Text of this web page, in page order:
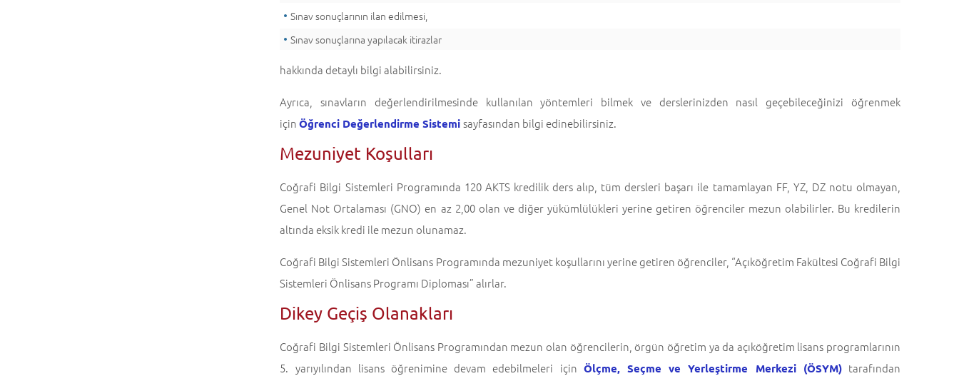
Sınav sonuçlarının ilan edilmesi,
Sınav sonuçlarına yapılacak itirazlar
hakkında detaylı bilgi alabilirsiniz.
Ayrıca, sınavların değerlendirilmesinde kullanılan yöntemleri bilmek ve derslerinizden nasıl geçebileceğinizi öğrenmek
içinÖğrenci Değerlendirme Sistemi sayfasından bilgi edinebilirsiniz.
Mezuniyet Koşulları
Coğrafi Bilgi Sistemleri Programında 120 AKTS kredilik ders alıp, tüm dersleri başarı ile tamamlayan FF, YZ, DZ notu olmayan,
Genel Not Ortalaması (GNO) en az 2,00 olan ve diğer yükümlülükleri yerine getiren öğrenciler mezun olabilirler. Bu kredilerin
altında eksik kredi ile mezun olunamaz.
Coğrafi Bilgi Sistemleri Önlisans Programında mezuniyet koşullarını yerine getiren öğrenciler, “Açıköğretim Fakültesi Coğrafi Bilgi
Sistemleri Önlisans Programı Diploması” alırlar.
Dikey Geçiş Olanakları
Coğrafi Bilgi Sistemleri Önlisans Programından mezun olan öğrencilerin, örgün öğretim ya da açıköğretim lisans programlarının
5. yarıyılından lisans öğrenimine devam edebilmeleri için Ölçme, Seçme ve Yerleştirme Merkezi (ÖSYM)tarafından